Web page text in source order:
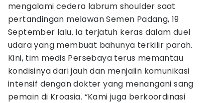
mengalami cedera labrum shoulder saat
pertandingan melawan Semen Padang, 19
September lalu. Ia terjatuh keras dalam duel
udara yang membuat bahunya terkilir parah.
Kini, tim medis Persebaya terus memantau
kondisinya dari jauh dan menjalin komunikasi
intensif dengan dokter yang menangani sang
pemain di Kroasia. “Kami juga berkoordinasi